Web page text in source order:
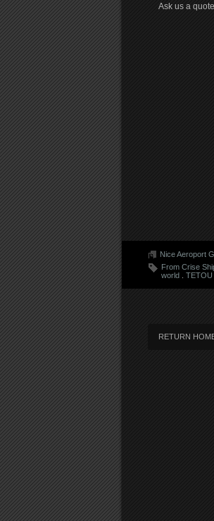
Ask us a
Nice Aeroport
From Crise
world
TETOU
RETURN